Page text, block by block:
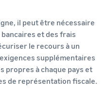
il peut être nécessaire
et des frais
le recours à un
supplémentaires
propres à chaque pays et
de représentation fiscale.